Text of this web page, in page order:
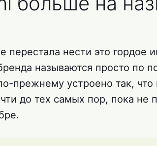
нести это гордое
называются просто по
прежнему устроено так, что
до тех самых пор, пока не